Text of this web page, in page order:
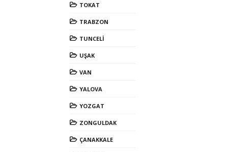
TOKAT
TRABZON
TUNCELİ
UŞAK
VAN
YALOVA
YOZGAT
ZONGULDAK
ÇANAKKALE